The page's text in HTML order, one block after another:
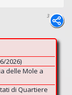
3
2026)
delle Mole a
di Quartiere